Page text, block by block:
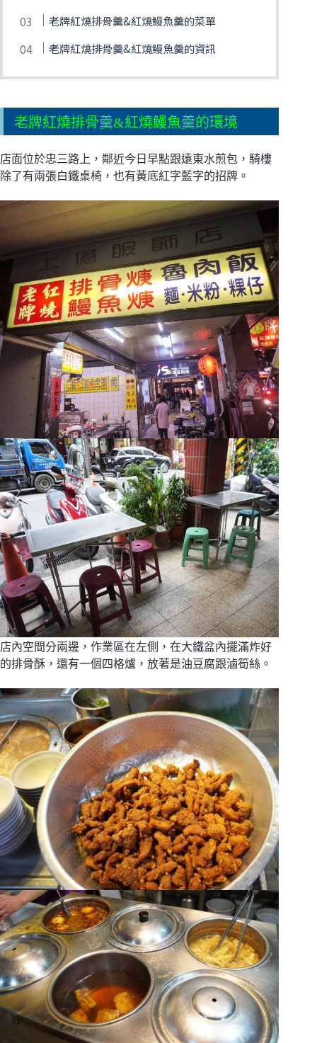
老牌紅燒排骨羹&紅燒鰻魚羹的菜單
老牌紅燒排骨羹&紅燒鰻魚羹的資訊
老牌紅燒排骨羹&紅燒鰻魚羹的環境
店面位於忠三路上，鄰近今日早點跟遠東水煎包，騎樓
除了有兩張白鐵桌椅，也有黃底紅字藍字的招牌。
店內空間分兩邊，作業區在左側，在大鐵盆內擺滿炸好
的排骨酥，還有一個四格爐，放著是油豆腐跟滷筍絲。